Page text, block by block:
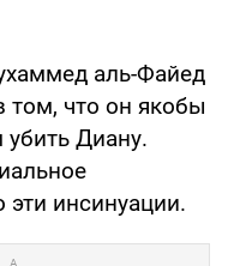
аль-Файед
что он якобы
Диану.
эти инсинуации.